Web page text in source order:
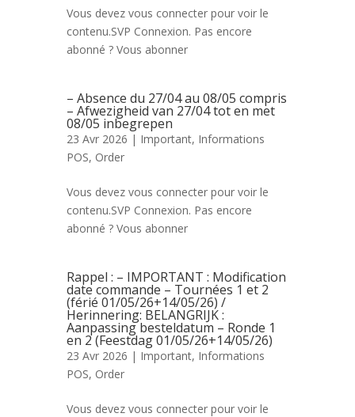
Vous devez vous connecter pour voir le
contenu.SVP Connexion. Pas encore
abonné ? Vous abonner
– Absence du 27/04 au 08/05 compris
– Afwezigheid van 27/04 tot en met
08/05 inbegrepen
23 Avr 2026 | Important, Informations
POS, Order
Vous devez vous connecter pour voir le
contenu.SVP Connexion. Pas encore
abonné ? Vous abonner
Rappel : – IMPORTANT : Modification
date commande – Tournées 1 et 2
(férié 01/05/26+14/05/26) /
Herinnering: BELANGRIJK :
Aanpassing besteldatum – Ronde 1
en 2 (Feestdag 01/05/26+14/05/26)
23 Avr 2026 | Important, Informations
POS, Order
Vous devez vous connecter pour voir le